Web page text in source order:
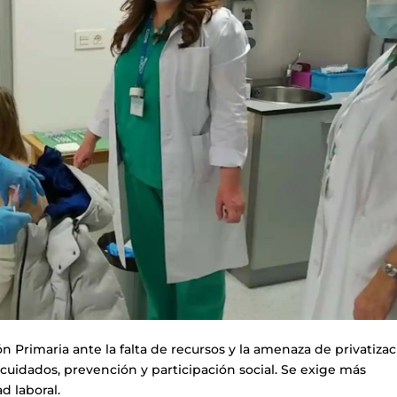
Primaria ante la falta de recursos y la amenaza de
prevención y participación social. Se exige más
laboral.